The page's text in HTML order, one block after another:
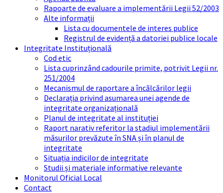
Rapoarte de evaluare a implementării Legii 52/2003
Alte informații
Lista cu documentele de interes publice
Registrul de evidență a datoriei publice locale
Integritate Instituțională
Cod etic
Lista cuprinzând cadourile primite, potrivit Legii nr.
251/2004
Mecanismul de raportare a încălcărilor legii
Declarația privind asumarea unei agende de
integritate organizațională
Planul de integritate al instituției
Raport narativ referitor la stadiul implementării
măsurilor prevăzute în SNA și în planul de
integritate
Situația indicilor de integritate
Studii și materiale informative relevante
Monitorul Oficial Local
Contact